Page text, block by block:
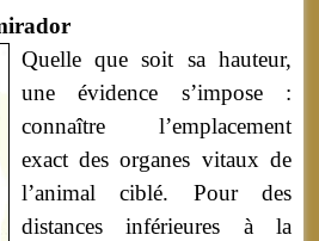
Quelle que soit sa hauteur,
une évidence s’impose :
connaître l’emplacement
exact des organes vitaux de
l’animal ciblé. Pour des
distances inférieures à la